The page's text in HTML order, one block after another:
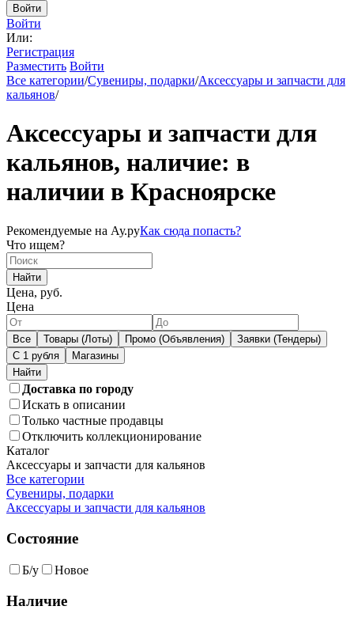
Войти
Войти
Или:
Регистрация
Разместить Войти
Все категории/Сувениры, подарки/Аксессуары и запчасти для
кальянов/
Аксессуары и запчасти для
кальянов, наличие: в
наличии в Красноярске
Рекомендуемые на Ау.руКак сюда попасть?
Что ищем?
Найти
Цена, руб.
Цена
Все Товары (Лоты) Промо (Объявления)
Заявки (Тендеры)
С 1 рубля
Магазины
Доставка по городу
Искать в описании
Только частные продавцы
Отключить коллекционирование
Каталог
Аксессуары и запчасти для кальянов
Все категории
Сувениры, подарки
Аксессуары и запчасти для кальянов
Состояние
Б/у Новое
Наличие